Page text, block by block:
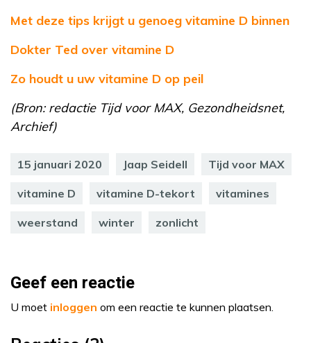
Met deze tips krijgt u genoeg vitamine D binnen
Dokter Ted over vitamine D
Zo houdt u uw vitamine D op peil
(Bron: redactie Tijd voor MAX, Gezondheidsnet,
Archief)
15 januari 2020 Jaap Seidell Tijd voor MAX
vitamine D vitamine D-tekort vitamines
weerstand winter zonlicht
Geef een reactie
U moet inloggen om een reactie te kunnen plaatsen.